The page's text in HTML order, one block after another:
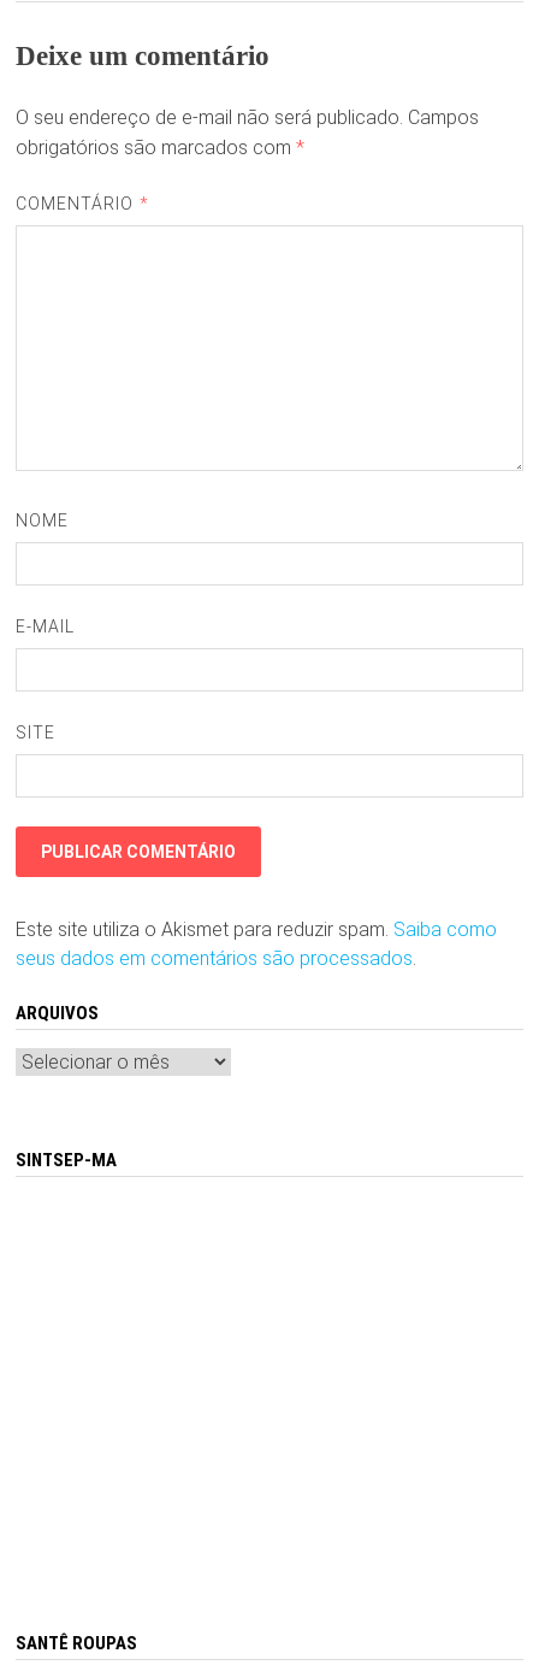
Deixe um comentário
O seu endereço de e-mail não será publicado. Campos
obrigatórios são marcados com *
COMENTÁRIO *
NOME
E-MAIL
SITE
Este site utiliza o Akismet para reduzir spam. Saiba como
seus dados em comentários são processados
ARQUIVOS
Arquivos
SINTSEP-MA
SANTÊ ROUPAS